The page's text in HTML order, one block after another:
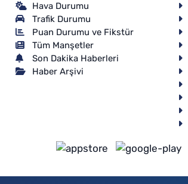
Hava Durumu
Trafik Durumu
Puan Durumu ve Fikstür
Tüm Manşetler
Son Dakika Haberleri
Haber Arşivi